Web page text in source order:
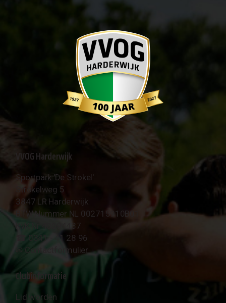
VVOG Harderwijk
Sportpark 'De Strokel'
Strokelweg 5
3847 LR Harderwijk
BTW Nummer NL 002715910B01
KvK Nr 40094437
☎︎ 0341 - 41 28 96
✉︎ Contactformulier
Clubinformatie
Lid worden